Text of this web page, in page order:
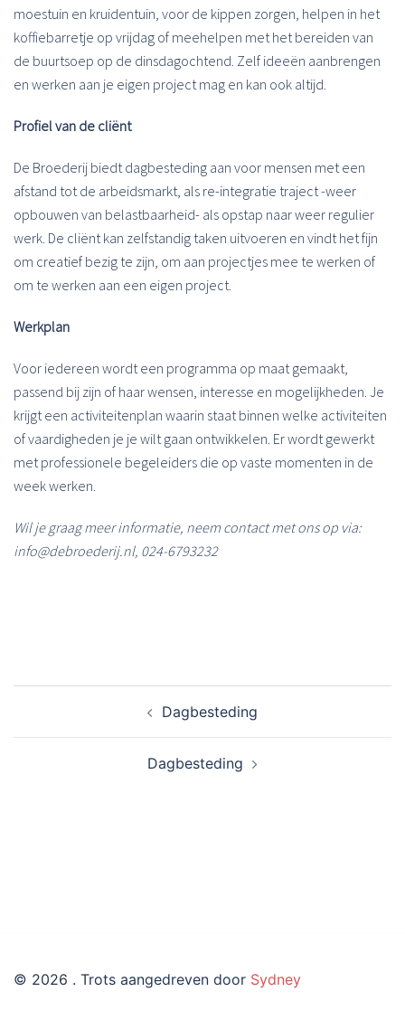
moestuin en kruidentuin, voor de kippen zorgen, helpen in het
koffiebarretje op vrijdag of meehelpen met het bereiden van
de buurtsoep op de dinsdagochtend. Zelf ideeën aanbrengen
en werken aan je eigen project mag en kan ook altijd.
Profiel van de cliënt
De Broederij biedt dagbesteding aan voor mensen met een
afstand tot de arbeidsmarkt, als re-integratie traject -weer
opbouwen van belastbaarheid- als opstap naar weer regulier
werk. De cliënt kan zelfstandig taken uitvoeren en vindt het fijn
om creatief bezig te zijn, om aan projectjes mee te werken of
om te werken aan een eigen project.
Werkplan
Voor iedereen wordt een programma op maat gemaakt,
passend bij zijn of haar wensen, interesse en mogelijkheden. Je
krijgt een activiteitenplan waarin staat binnen welke activiteiten
of vaardigheden je je wilt gaan ontwikkelen. Er wordt gewerkt
met professionele begeleiders die op vaste momenten in de
week werken.
Wil je graag meer informatie, neem contact met ons op via:
info@debroederij.nl, 024-6793232
Dagbesteding
Dagbesteding
© 2026 . Trots aangedreven door Sydney